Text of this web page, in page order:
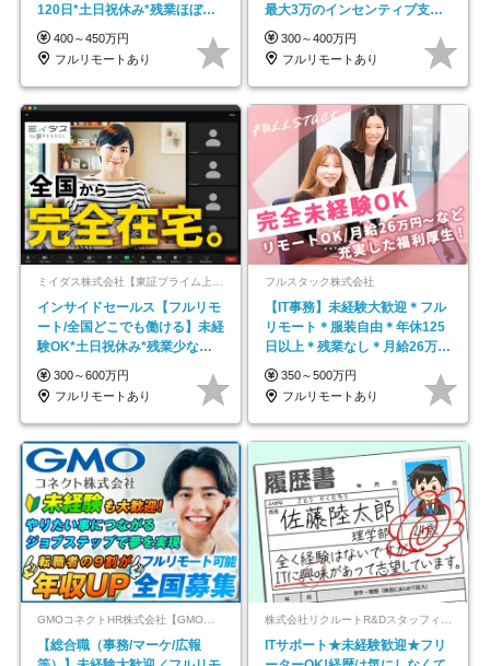
120日*土日祝休み*残業ほぼな
し*育児中社員8割以上
400～450万円
フルリモートあり
最大3万のインセンティブ支給/
平均年齢33歳
300～400万円
フルリモートあり
ミイダス株式会社【東証プライム上場パーソルグループ】
インサイドセールス【フルリモ
ート/全国どこでも働ける】未経
験OK*土日祝休み*残業少なめ*
在宅勤務手当あり
300～600万円
フルリモートあり
フルスタック株式会社
【IT事務】未経験大歓迎＊フル
リモート＊服装自由＊年休125
日以上＊残業なし＊月給26万円
以上
350～500万円
フルリモートあり
GMOコネクトHR株式会社【GMOインターネットグループ】
【総合職（事務/マーケ/広報
ITサポート★未経験歓迎★フリ